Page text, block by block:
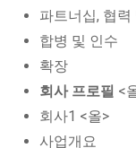
파트너십, 협력
합병 및 인수
확장
회사 프로필 <
회사1 <올>
사업개요